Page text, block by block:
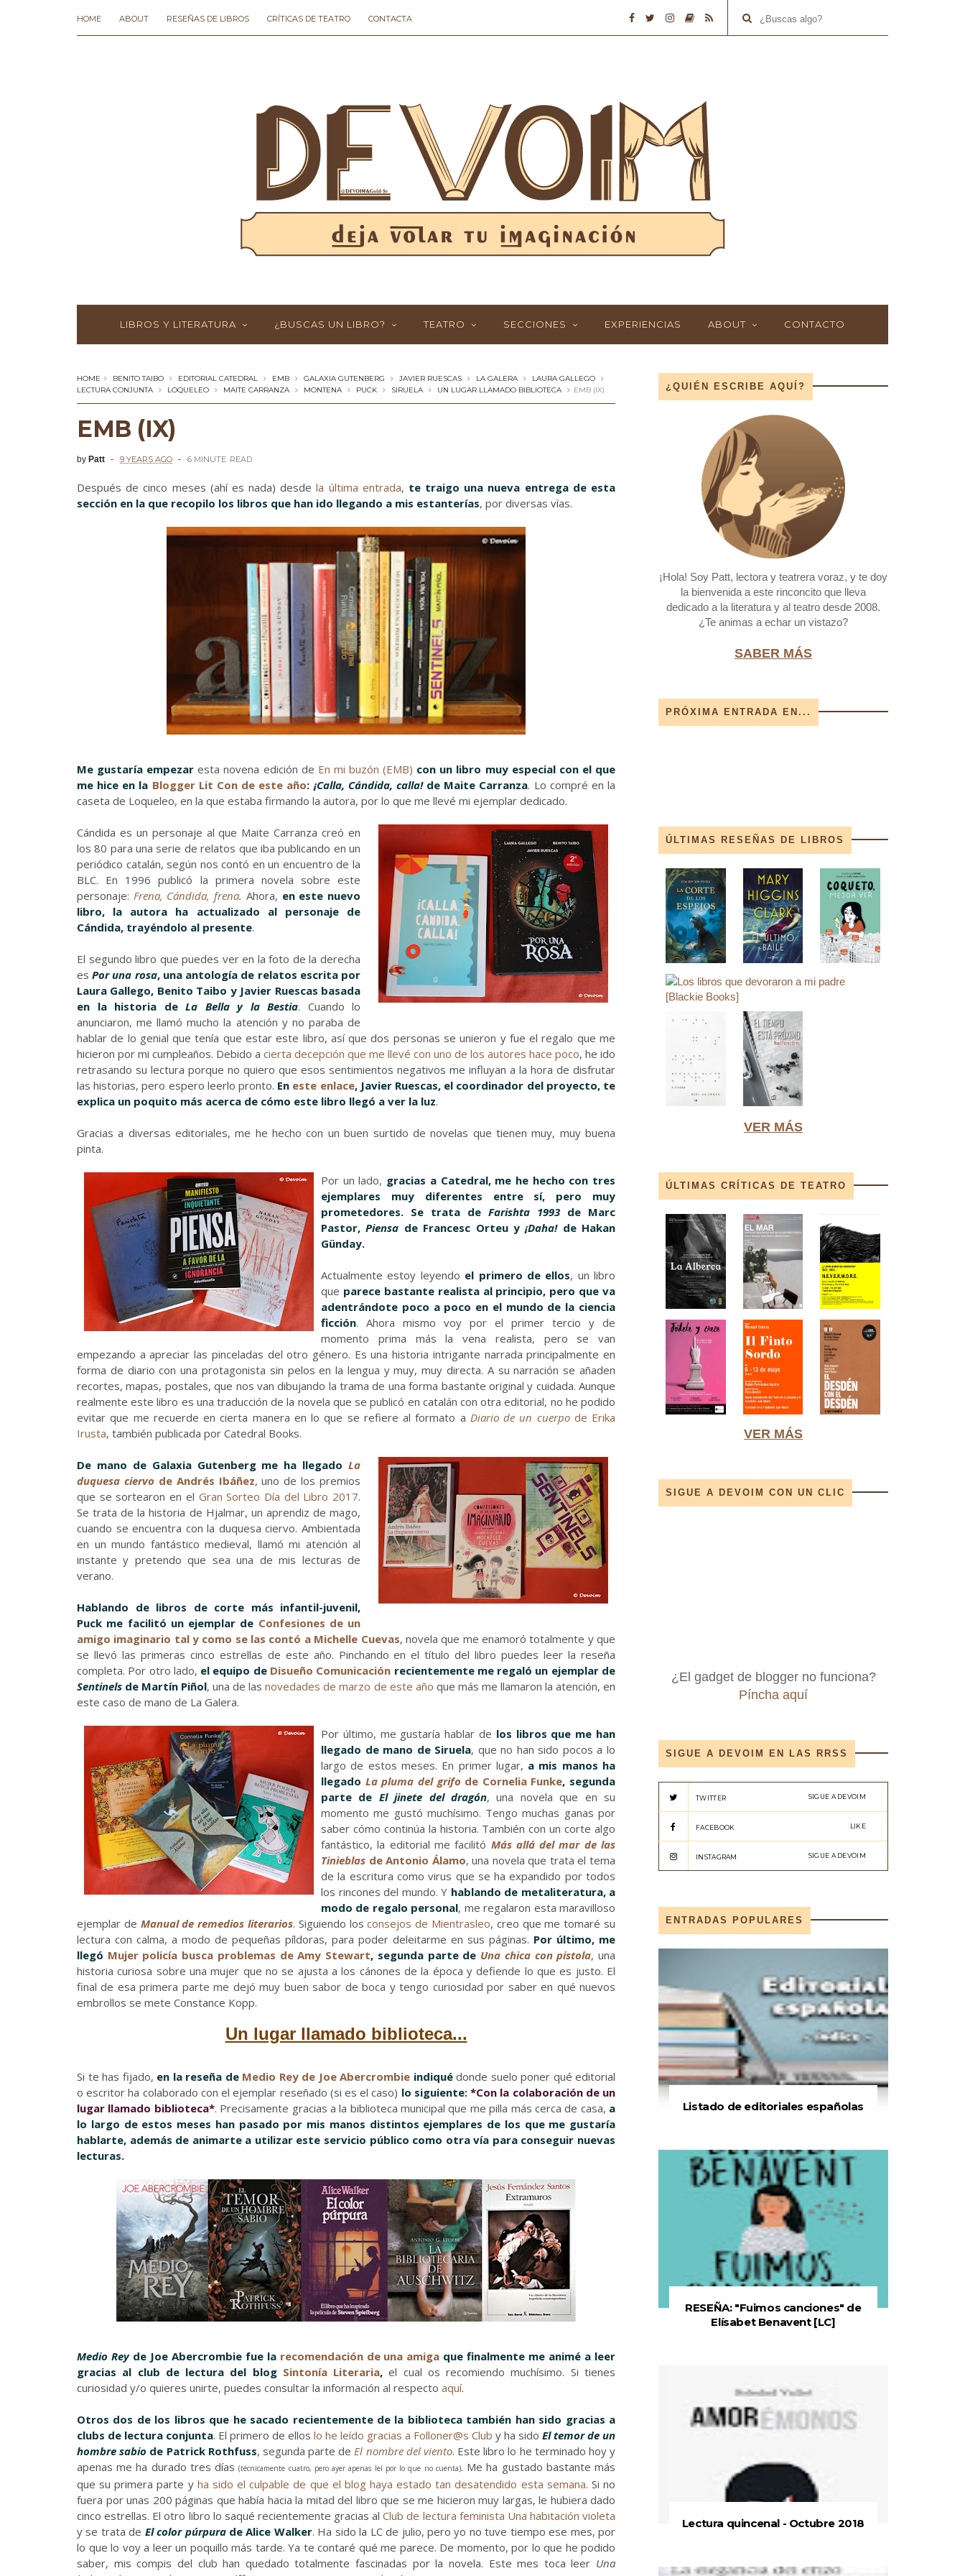
HOME ABOUT RESEÑAS DE LIBROS CRÍTICAS DE TEATRO CONTACTA
LIBROS Y LITERATURA ¿BUSCAS UN LIBRO? TEATRO SECCIONES EXPERIENCIAS ABOUT CONTACTO
HOME BENITO TAIBO EDITORIAL CATEDRAL EMB GALAXIA GUTENBERG JAVIER RUESCAS LA GALERA
LAURA GALLEGO
LECTURA CONJUNTA
LOQUELEO MAITE CARRANZA MONTENA PUCK SIRUELA UN LUGAR LLAMADO BIBLIOTECA EMB (IX)
EMB (IX)
by Patt 9 YEARS AGO 6 MINUTE READ
Después de cinco meses (ahí es nada) desdela última entrada, te traigo una nueva entrega de esta
sección en la que recopilo los libros que han ido llegando a mis estanterías, por diversas vías.
Me gustaría empezar esta novena edición de En mi buzón (EMB) con un libro muy especial con el que
me hice en la Blogger Lit Con de este año: ¡Calla, Cándida, calla!de Maite Carranza. Lo compré en la
caseta de Loqueleo, en la que estaba firmando la autora, por lo que me llevé mi ejemplar dedicado.
Cándida es un personaje al que Maite Carranza creó en
los 80 para una serie de relatos que iba publicando en un
periódico catalán, según nos contó en un encuentro de la
BLC. En 1996 publicó la primera novela sobre este
personaje: Frena, Cándida, frena. Ahora, en este nuevo
libro, la autora ha actualizado al personaje de
Cándida, trayéndolo al presente.
El segundo libro que puedes ver en la foto de la derecha
esPor una rosa, una antología de relatos escrita por
Laura Gallego, Benito Taibo y Javier Ruescas basada
en la historia de La Bella y la Bestia. Cuando lo
anunciaron, me llamó mucho la atención y no paraba de
hablar de lo genial que tenía que estar este libro, así que dos personas se unieron y fue el regalo que me
hicieron por mi cumpleaños. Debido a cierta decepción que me llevé con uno de los autores hace poco, he ido
retrasando su lectura porque no quiero que esos sentimientos negativos me influyan a la hora de disfrutar
las historias, pero espero leerlo pronto. En este enlace, Javier Ruescas, el coordinador del proyecto, te
explica un poquito más acerca de cómo este libro llegó a ver la luz.
Gracias a diversas editoriales, me he hecho con un buen surtido de novelas que tienen muy, muy buena
pinta.
Por un lado, gracias a Catedral, me he hecho con tres
ejemplares muy diferentes entre sí, pero muy
prometedores. Se trata de Farishta 1993 de Marc
Pastor,Piensa de Francesc Orteu y ¡Daha!de Hakan
Günday.
Actualmente estoy leyendo el primero de ellos, un libro
que parece bastante realista al principio, pero que va
adentrándote poco a poco en el mundo de la ciencia
ficción. Ahora mismo voy por el primer tercio y de
momento prima más la vena realista, pero se van
empezando a apreciar las pinceladas del otro género. Es una historia intrigante narrada principalmente en
forma de diario con una protagonista sin pelos en la lengua y muy, muy directa. A su narración se añaden
recortes, mapas, postales, que nos van dibujando la trama de una forma bastante original y cuidada. Aunque
realmente este libro es una traducción de la novela que se publicó en catalán con otra editorial, no he podido
evitar que me recuerde en cierta manera en lo que se refiere al formato a Diario de un cuerpode Erika
Irusta, también publicada por Catedral Books.
De mano de Galaxia Gutenberg me ha llegado La
duquesa ciervo de Andrés Ibáñez, uno de los premios
que se sortearon en el Gran Sorteo Día del Libro 2017.
Se trata de la historia de Hjalmar, un aprendiz de mago,
cuando se encuentra con la duquesa ciervo. Ambientada
en un mundo fantástico medieval, llamó mi atención al
instante y pretendo que sea una de mis lecturas de
verano.
Hablando de libros de corte más infantil-juvenil,
Puck me facilitó un ejemplar de Confesiones de un
amigo imaginario tal y como se las contó a Michelle Cuevas, novela que me enamoró totalmente y que
se llevó las primeras cinco estrellas de este año. Pinchando en el título del libro puedes leer la reseña
completa. Por otro lado, el equipo de Disueño Comunicación recientemente me regaló un ejemplar de
Sentinels de Martín Piñol, una de lasnovedades de marzo de este año que más me llamaron la atención, en
este caso de mano de La Galera.
Por último, me gustaría hablar de los libros que me han
llegado de mano de Siruela, que no han sido pocos a lo
largo de estos meses. En primer lugar, a mis manos ha
llegado La pluma del grifo de Cornelia Funke, segunda
parte de El jinete del dragón, una novela que en su
momento me gustó muchísimo. Tengo muchas ganas por
saber cómo continúa la historia. También con un corte algo
fantástico, la editorial me facilitó Más allá del mar de las
Tinieblas de Antonio Álamo, una novela que trata el tema
de la escritura como virus que se ha expandido por todos
los rincones del mundo. Y hablando de metaliteratura, a
modo de regalo personal, me regalaron esta maravilloso
ejemplar de Manual de remedios literarios. Siguiendo losconsejos de Mientrasleo, creo que me tomaré su
lectura con calma, a modo de pequeñas píldoras, para poder deleitarme en sus páginas. Por último, me
llegó Mujer policía busca problemas de Amy Stewart, segunda parte de Una chica con pistola, una
historia curiosa sobre una mujer que no se ajusta a los cánones de la época y defiende lo que es justo. El
final de esa primera parte me dejó muy buen sabor de boca y tengo curiosidad por saber en qué nuevos
embrollos se mete Constance Kopp.
Un lugar llamado biblioteca...
Si te has fijado, en la reseña de Medio Rey de Joe Abercrombie indiquédonde suelo poner qué editorial
o escritor ha colaborado con el ejemplar reseñado (si es el caso) lo siguiente:*Con la colaboración de un
lugar llamado biblioteca*. Precisamente gracias a la biblioteca municipal que me pilla más cerca de casa, a
lo largo de estos meses han pasado por mis manos distintos ejemplares de los que me gustaría
hablarte, además de animarte a utilizar este servicio público como otra vía para conseguir nuevas
lecturas.
Medio Reyde Joe Abercrombie fue la recomendación de una amiga que finalmente me animé a leer
gracias al club de lectura del blog Sintonía Literaria, el cual os recomiendo muchísimo. Si tienes
curiosidad y/o quieres unirte, puedes consultar la información al respecto aquí.
Otros dos de los libros que he sacado recientemente de la biblioteca también han sido gracias a
clubs de lectura conjunta. El primero de ellos lo he leído gracias a Folloner@s Club y ha sido El temor de un
hombre sabio de Patrick Rothfuss, segunda parte deEl nombre del viento. Este libro lo he terminado hoy y
apenas me ha durado tres días(técnicamente cuatro, pero ayer apenas leí por lo que no cuenta). Me ha gustado bastante más
que su primera parte y ha sido el culpable de que el blog haya estado tan desatendido esta semana. Si no
fuera por unas 200 páginas que había hacia la mitad del libro que se me hicieron muy largas, le hubiera dado
cinco estrellas. El otro libro lo saqué recientemente gracias alClub de lectura feminista Una habitación violeta
y se trata de El color púrpurade Alice Walker. Ha sido la LC de julio, pero yo no tuve tiempo ese mes, por
lo que lo voy a leer un poquillo más tarde. Ya te contaré qué me parece. De momento, por lo que he podido
saber, mis compis del club han quedado totalmente fascinadas por la novela. Este mes toca leer Una
¿QUIÉN ESCRIBE AQUÍ?
¡Hola! Soy Patt, lectora y teatrera voraz, y te doy
la bienvenida a este rinconcito que lleva
dedicado a la literatura y al teatro desde 2008.
¿Te animas a echar un vistazo?
SABER MÁS
PRÓXIMA ENTRADA EN...
ÚLTIMAS RESEÑAS DE LIBROS
VER MÁS
ÚLTIMAS CRÍTICAS DE TEATRO
VER MÁS
SIGUE A DEVOIM CON UN CLIC
¿El gadget de blogger no funciona?
Píncha aquí
SIGUE A DEVOIM EN LAS RRSS
TWITTER SIGUE A DEVOIM
FACEBOOK LIKE
INSTAGRAM SIGUE A DEVOIM
ENTRADAS POPULARES
Listado de editoriales españolas
RESEÑA: "Fuimos canciones" de
Elísabet Benavent [LC]
Lectura quincenal - Octubre 2018